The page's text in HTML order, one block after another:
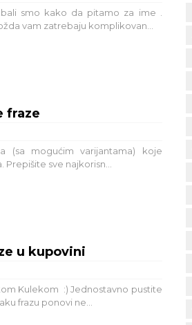
smo kako da pitamo za ime .
vam zatrebaju komplikovan...
fraze
(sa mogućim varijantama) koje
sve najkorisn...
u kupovini
Kulekom :) Jednostavno pustite
frazu ponovi ne...